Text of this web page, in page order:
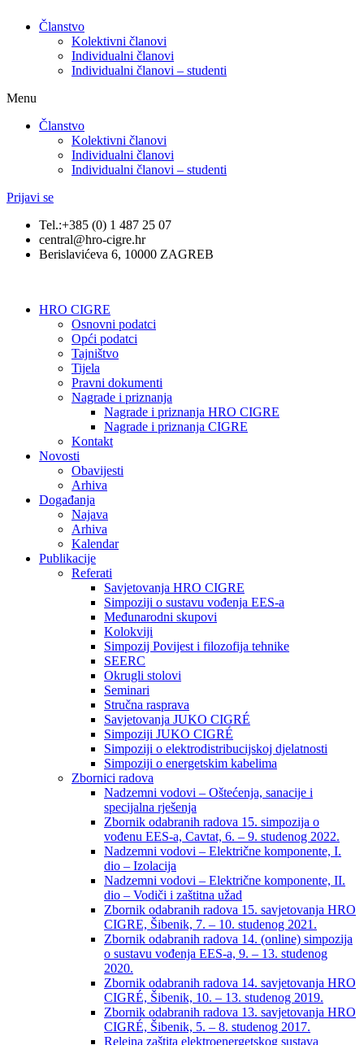
Članstvo
Kolektivni članovi
Individualni članovi
Individualni članovi – studenti
Menu
Članstvo
Kolektivni članovi
Individualni članovi
Individualni članovi – studenti
Prijavi se
Tel.:+385 (0) 1 487 25 07
central@hro-cigre.hr
Berislavićeva 6, 10000 ZAGREB
HRO CIGRE
Osnovni podatci​
Opći podatci
Tajništvo
Tijela
Pravni dokumenti
Nagrade i priznanja
Nagrade i priznanja HRO CIGRE
Nagrade i priznanja CIGRE
Kontakt
Novosti
Obavijesti
Arhiva
Događanja
Najava
Arhiva
Kalendar
Publikacije
Referati
Savjetovanja HRO CIGRE
Simpoziji o sustavu vođenja EES-a
Međunarodni skupovi
Kolokviji​
Simpozij Povijest i filozofija tehnike
SEERC
Okrugli stolovi
Seminari​
Stručna rasprava​
Savjetovanja JUKO CIGRÉ
Simpoziji JUKO CIGRÉ
Simpoziji o elektrodistribucijskoj djelatnosti
Simpoziji o energetskim kabelima
Zbornici radova
Nadzemni vodovi – Oštećenja, sanacije i
specijalna rješenja
Zbornik odabranih radova 15. simpozija o
vođenu EES-a, Cavtat, 6. – 9. studenog 2022.
Nadzemni vodovi – Električne komponente, I.
dio – Izolacija
Nadzemni vodovi – Električne komponente, II.
dio – Vodiči i zaštitna užad
Zbornik odabranih radova 15. savjetovanja HRO
CIGRE, Šibenik, 7. – 10. studenog 2021.
Zbornik odabranih radova 14. (online) simpozija
o sustavu vođenja EES-a, 9. – 13. studenog
2020.
Zbornik odabranih radova 14. savjetovanja HRO
CIGRÉ, Šibenik, 10. – 13. studenog 2019.
Zbornik odabranih radova 13. savjetovanja HRO
CIGRÉ, Šibenik, 5. – 8. studenog 2017.
Relejna zaštita elektroenergetskog sustava